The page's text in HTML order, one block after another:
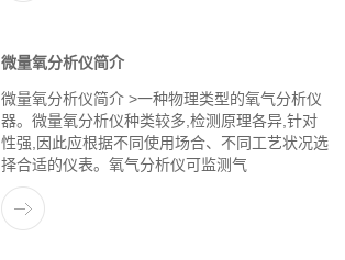
微量氧分析仪简介
微量氧分析仪简介 >一种物理类型的氧气分析仪
器。微量氧分析仪种类较多,检测原理各异,针对
性强,因此应根据不同使用场合、不同工艺状况选
择合适的仪表。氧气分析仪可监测气